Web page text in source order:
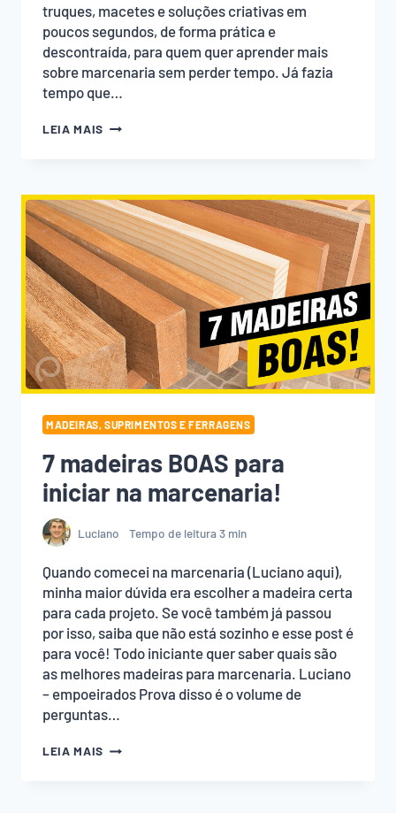
truques, macetes e soluções criativas em
poucos segundos, de forma prática e
descontraída, para quem quer aprender mais
sobre marcenaria sem perder tempo. Já fazia
tempo que…
LEIA MAIS EMPOEIRADOS
COM
DICAS
DE
MARCENARIA
NAS
REDES
SOCIAIS
MADEIRAS, SUPRIMENTOS E FERRAGENS
7 madeiras BOAS para
iniciar na marcenaria!
Luciano Tempo de leitura3 min
Quando comecei na marcenaria (Luciano aqui),
minha maior dúvida era escolher a madeira certa
para cada projeto. Se você também já passou
por isso, saiba que não está sozinho e esse post é
para você! Todo iniciante quer saber quais são
as melhores madeiras para marcenaria. Luciano
– empoeirados Prova disso é o volume de
perguntas…
LEIA MAIS